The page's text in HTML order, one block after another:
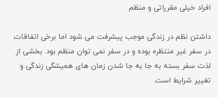
افراد خیلی مقرراتی و منظم
داشتن نظم در زندگی موجب پیشرفت می شود اما برخی اتفاقات
در سفر غیر منتظره بوده و در سفر نمی توان منظم بود. بخشی از
لذت سفر بسته به جا به جا شدن زمان های همیشگی زندگی و
تغییر شرایط است.